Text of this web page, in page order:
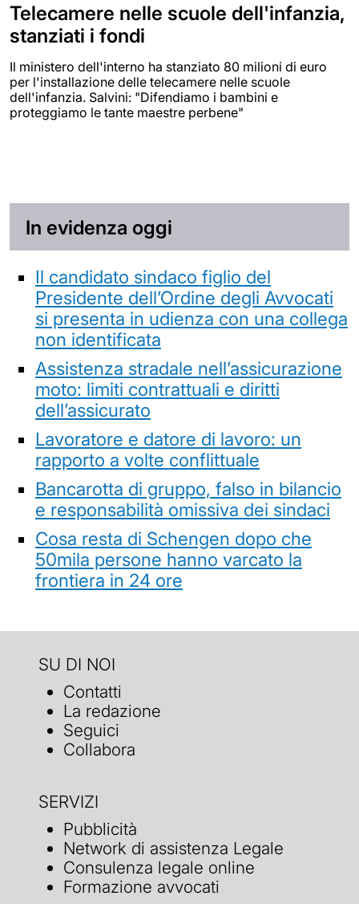
Telecamere nelle scuole dell'infanzia,
stanziati i fondi
Il ministero dell'interno ha stanziato 80 milioni di euro
per l'installazione delle telecamere nelle scuole
dell'infanzia. Salvini: "Difendiamo i bambini e
proteggiamo le tante maestre perbene"
In evidenza oggi
Il candidato sindaco figlio del
Presidente dell’Ordine degli Avvocati
si presenta in udienza con una collega
non identificata
Assistenza stradale nell’assicurazione
moto: limiti contrattuali e diritti
dell’assicurato
Lavoratore e datore di lavoro: un
rapporto a volte conflittuale
Bancarotta di gruppo, falso in bilancio
e responsabilità omissiva dei sindaci
Cosa resta di Schengen dopo che
50mila persone hanno varcato la
frontiera in 24 ore
SU DI NOI
Contatti
La redazione
Seguici
Collabora
SERVIZI
Pubblicità
Network di assistenza Legale
Consulenza legale online
Formazione avvocati